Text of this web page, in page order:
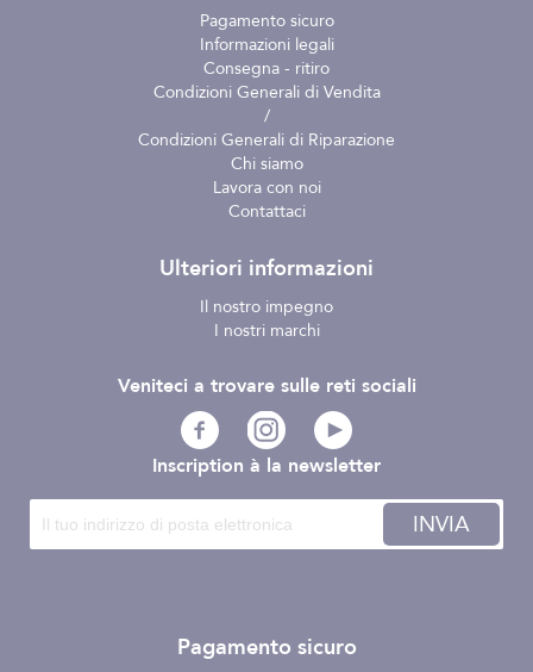
Pagamento sicuro
Informazioni legali
Consegna - ritiro
Condizioni Generali di Vendita
/
Condizioni Generali di Riparazione
Chi siamo
Lavora con noi
Contattaci
Ulteriori informazioni
Il nostro impegno
I nostri marchi
Inscription à la newsletter
INVIA
Pagamento sicuro
Veniteci a trovare sulle reti sociali